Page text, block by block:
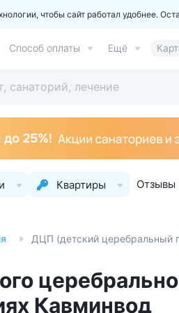
чтобы сайт работал удобнее.
Способ оплаты Ещё
Квартиры Отзывы
ДЦП (детский церебральный
Кавминвод